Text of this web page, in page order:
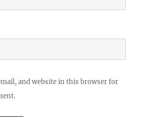
and website in this browser for